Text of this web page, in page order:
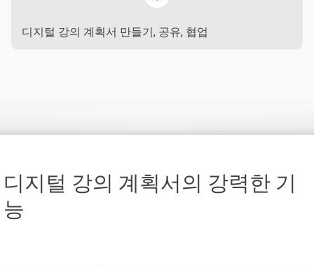
디지털 강의 계획서 만들기, 공유, 협업
디지털 강의 계획서의 강력한 기
능